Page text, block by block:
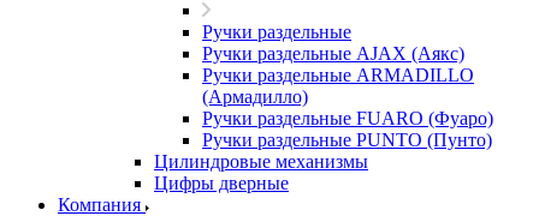
Ручки раздельные
Ручки раздельные AJAX (Аякс)
Ручки раздельные ARMADILLO
(Армадилло)
Ручки раздельные FUARO (Фуаро)
Ручки раздельные PUNTO (Пунто)
Цилиндровые механизмы
Цифры дверные
Компания